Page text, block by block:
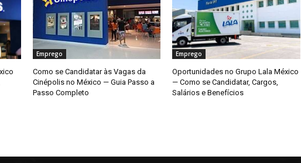
Emprego
Como se Candidatar às Vagas da
Cinépolis no México — Guia Passo a
Passo Completo
Emprego
Oportunidades no Grupo Lala México
— Como se Candidatar, Cargos,
Salários e Benefícios